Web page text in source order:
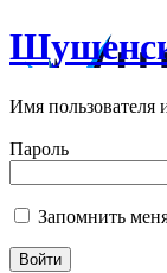
Имя пользователя
Пароль
Запомнить